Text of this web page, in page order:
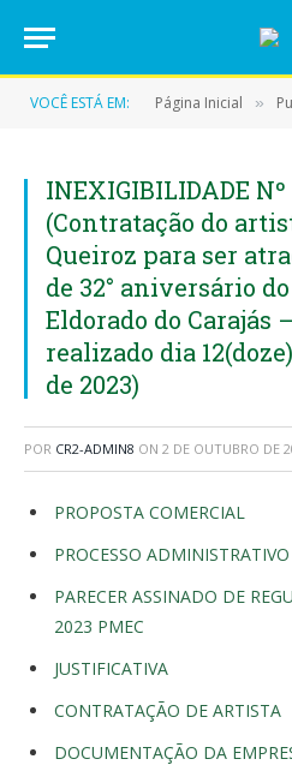
VOCÊ ESTÁ EM: Página Inicial »
INEXIGIBILIDADE Nº
(Contratação do
Queiroz para ser
de 32° aniversário
Eldorado do Carajás
realizado dia
de 2023)
POR CR2-ADMIN8 ON 2 DE OUTUBRO DE
PROPOSTA COMERCIAL
PROCESSO ADMINISTRATIVO
PARECER ASSINADO DE
2023 PMEC
JUSTIFICATIVA
CONTRATAÇÃO DE ARTISTA
DOCUMENTAÇÃO DA